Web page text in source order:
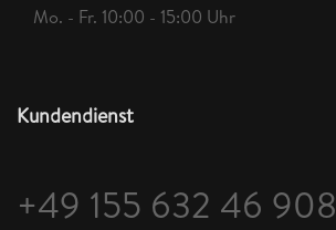
Mo. - Fr. 10:00 - 15:00 Uhr
Kundendienst
+49 155 632 46 908